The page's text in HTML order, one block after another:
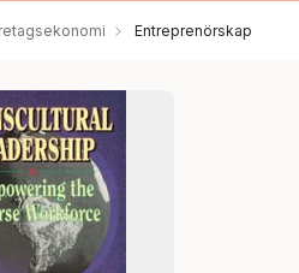
Entreprenörskap